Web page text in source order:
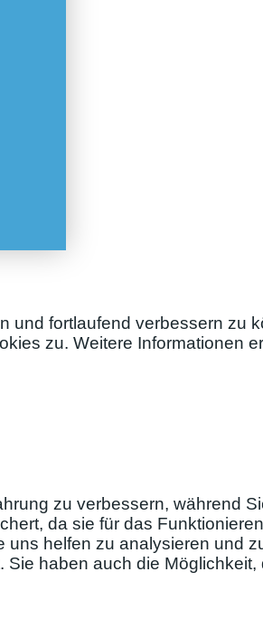
und fortlaufend verbessern zu
zu. Weitere Informationen
zu verbessern, während
da sie für das
helfen zu analysieren und
haben auch die